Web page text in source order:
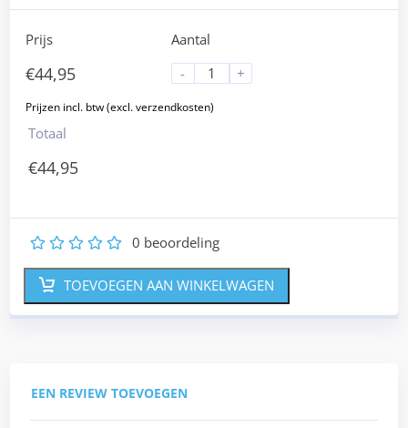
Prijs
€44,95
Aantal
-
+
Totaal
€44,95
5
4
3
2 0 beoordeling
TOEVOEGEN AAN WINKELWAGEN
EEN REVIEW TOEVOEGEN